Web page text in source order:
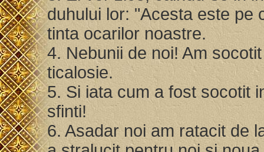
duhului lor: "Acesta este pe
tinta ocarilor noastre.
4. Nebunii de noi! Am
ticalosie.
5. Si iata cum a fost socotit
sfinti!
6. Asadar noi am ratacit de